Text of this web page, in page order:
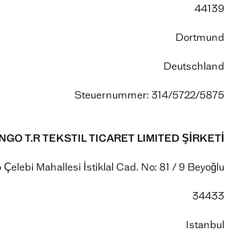
44139
Dortmund
Deutschland
Steuernummer: 314/5722/5875
T.R TEKSTIL TICARET LIMITED ŞİRKETİ
Çelebi Mahallesi İstiklal Cad. No: 81 / 9 Beyoğlu
34433
Istanbul